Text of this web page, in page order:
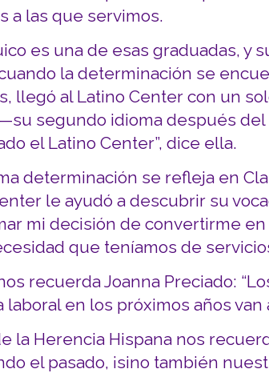
a las que servimos.
es una de esas graduadas, y
la determinación se
llegó al Latino Center con un
segundo idioma después del
el Latino Center”, dice ella.
determinación se refleja en
le ayudó a descubrir su
mi decisión de convertirme
que teníamos de
recuerda Joanna Preciado:
laboral en los próximos años van
la Herencia Hispana nos
el pasado, ¡sino también